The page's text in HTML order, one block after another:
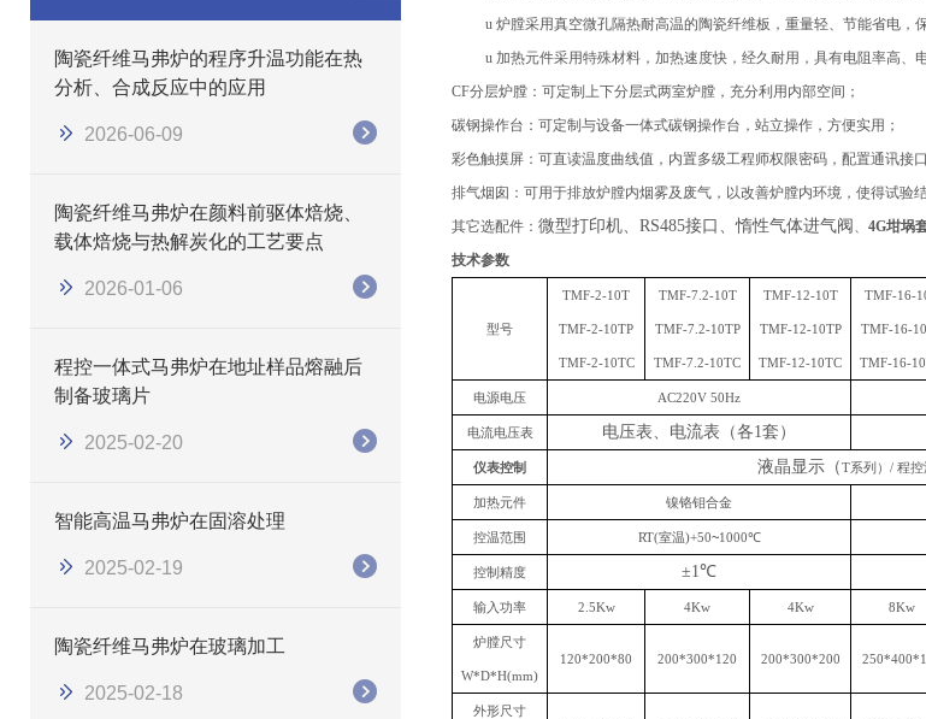
陶瓷纤维马弗炉的程序升温功能在热
分析、合成反应中的应用
2026-06-09
陶瓷纤维马弗炉在颜料前驱体焙烧、
载体焙烧与热解炭化的工艺要点
2026-01-06
程控一体式马弗炉在地址样品熔融后
制备玻璃片
2025-02-20
智能高温马弗炉在固溶处理
2025-02-19
陶瓷纤维马弗炉在玻璃加工
2025-02-18
u 炉膛采用真空微孔隔热耐高温的陶瓷纤维板，重量轻、 节能省电 ，
u 加热元件采用特殊材料 ， 加热速度快 ， 经久耐用 ， 具有电阻率高、
CF分层炉膛： 可定制上下分层式两室炉膛，充分利用内部空间；
碳钢操作台 ： 可定制与设备一体式碳钢操作台 ， 站立操作，方便实用 ；
彩色触摸屏 ： 可直读温度曲线值，内置多级工程师权限密码，配置通讯接口
排气烟囱 ： 可用于排放炉膛内烟雾及废气，以改善炉膛内环境，使得试验
其它选配件： 微型打印机、 RS485接口、惰性气体进气阀 、 4G坩埚
技术参数
型号
TMF-2-10T
TMF-2-10TP
TMF-2-10TC
TMF-7.2-10T
TMF-7.2-10TP
TMF-7.2-10TC
TMF-12-10T
TMF-12-10TP
TMF-12-10TC
TMF-16-
TMF-16-
TMF-16-
电源电压 AC220V 50Hz
电流电压表 电压表、电流表（各1套）
仪表控制 液晶显示（T系列）/ 程
加热元件 镍铬钼合金
控温范围 RT(室温)+50~1000℃
控制精度 ±1℃
输入功率 2.5Kw 4Kw 4Kw 8Kw
炉膛尺寸
W*D*H(mm)
120*200*80 200*300*120 200*300*200
外形尺寸